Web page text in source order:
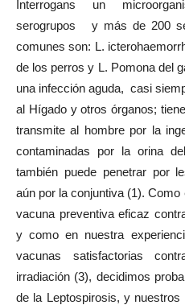
Interrogans un
serogrupos y más de 200
comunes son: L.
de los perros y L. Pomona del
una infección aguda, casi
al Hígado y otros órganos;
transmite al hombre por la
contaminadas por la orina
también puede penetrar por
aún por la conjuntiva (1).
vacuna preventiva eficaz
y como en nuestra
vacunas satisfactorias
irradiación (3), decidimos
de la Leptospirosis, y